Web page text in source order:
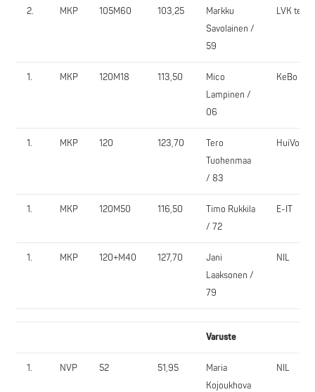
2. MKP 105M60 103,25
Markku
Savolainen /
59
LVK team
1. MKP 120M18 113,50
Mico
Lampinen /
06
KeBo
1. MKP 120 123,70
Tero
Tuohenmaa
/ 83
HuiVo
1. MKP 120M50 116,50
Timo Rukkila
/ 72
E-IT
1. MKP 120+M40 127,70
Jani
Laaksonen /
79
NIL
Varuste
1. NVP 52 51,95
Maria
Kojoukhova
NIL